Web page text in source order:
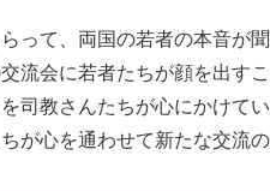
って、両国の若者の本音が
流会に若者たちが顔を出す
司教さんたちが心にかけて
が心を通わせて新たな交流